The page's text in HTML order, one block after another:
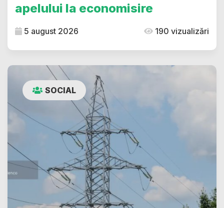
apelului la economisire
5 august 2026 190 vizualizări
SOCIAL